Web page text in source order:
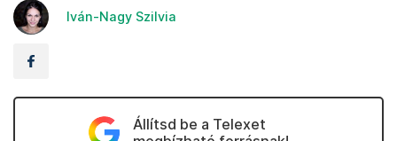
Iván-Nagy Szilvia
Állítsd be a Telexet